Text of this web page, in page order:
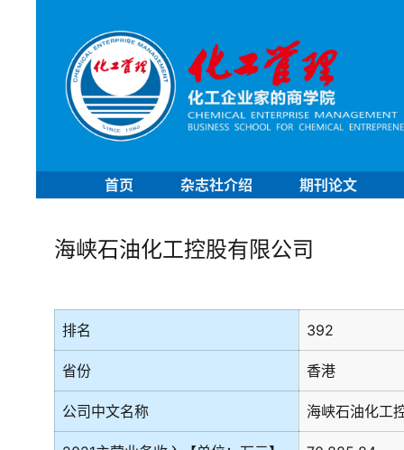
首页 杂志社介绍 期刊论文
海峡石油化工控股有限公司
排名 392
省份 香港
公司中文名称 海峡石油化工